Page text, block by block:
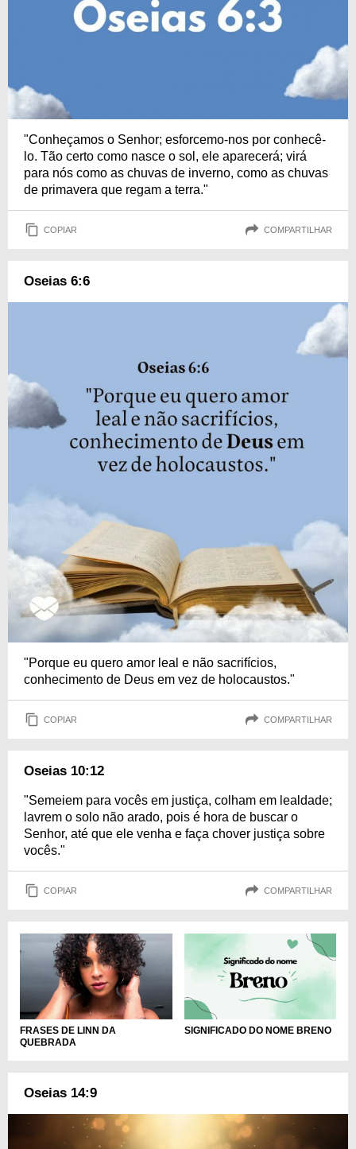
"Conheçamos o Senhor; esforcemo-nos por conhecê-
lo. Tão certo como nasce o sol, ele aparecerá; virá
para nós como as chuvas de inverno, como as chuvas
de primavera que regam a terra."
COPIAR COMPARTILHAR
Oseias 6:6
"Porque eu quero amor leal e não sacrifícios,
conhecimento de Deus em vez de holocaustos."
COPIAR COMPARTILHAR
Oseias 10:12
"Semeiem para vocês em justiça, colham em lealdade;
lavrem o solo não arado, pois é hora de buscar o
Senhor, até que ele venha e faça chover justiça sobre
vocês."
COPIAR COMPARTILHAR
FRASES DE LINN DA
QUEBRADA
SIGNIFICADO DO NOME BRENO
Oseias 14:9